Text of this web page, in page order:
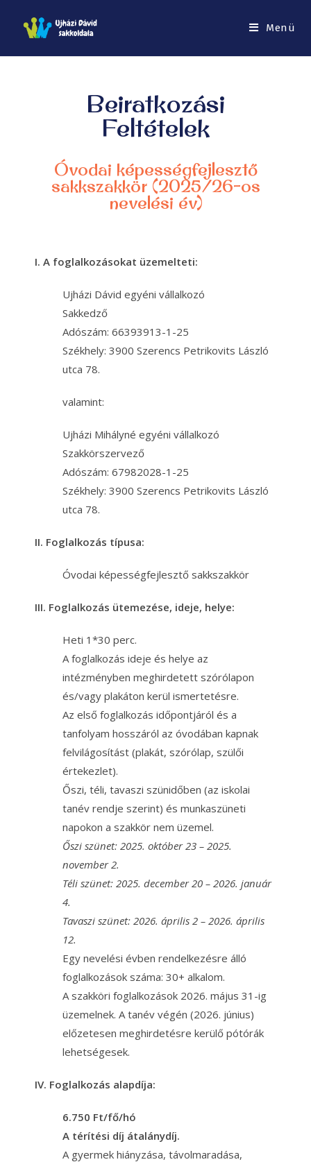
Menü
Beiratkozási
Feltételek
Óvodai képességfejlesztő
sakkszakkör (2025/26-os
nevelési év)
I. A foglalkozásokat üzemelteti:
Ujházi Dávid egyéni vállalkozó
Sakkedző
Adószám: 66393913-1-25
Székhely: 3900 Szerencs Petrikovits László
utca 78.
valamint:
Ujházi Mihályné egyéni vállalkozó
Szakkörszervező
Adószám: 67982028-1-25
Székhely: 3900 Szerencs Petrikovits László
utca 78.
II. Foglalkozás típusa:
Óvodai képességfejlesztő sakkszakkör
III. Foglalkozás ütemezése, ideje, helye:
Heti 1*30 perc.
A foglalkozás ideje és helye az
intézményben meghirdetett szórólapon
és/vagy plakáton kerül ismertetésre.
Az első foglalkozás időpontjáról és a
tanfolyam hosszáról az óvodában kapnak
felvilágosítást (plakát, szórólap, szülői
értekezlet).
Őszi, téli, tavaszi szünidőben (az iskolai
tanév rendje szerint) és munkaszüneti
napokon a szakkör nem üzemel.
Őszi szünet: 2025. október 23 – 2025.
november 2.
Téli szünet: 2025. december 20 – 2026. január
4.
Tavaszi szünet: 2026. április 2 – 2026. április
12.
Egy nevelési évben rendelkezésre álló
foglalkozások száma: 30+ alkalom.
A szakköri foglalkozások 2026. május 31-ig
üzemelnek. A tanév végén (2026. június)
előzetesen meghirdetésre kerülő pótórák
lehetségesek.
IV. Foglalkozás alapdíja:
6.750 Ft/fő/hó
A térítési díj átalánydíj.
A gyermek hiányzása, távolmaradása,